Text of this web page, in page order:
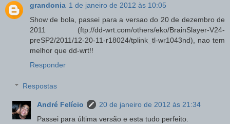
grandonia 1 de janeiro de 2012 às 10:05
Show de bola, passei para a versao do 20 de dezembro de
2011 (ftp://dd-wrt.com/others/eko/BrainSlayer-V24-
preSP2/2011/12-20-11-r18024/tplink_tl-wr1043nd), nao tem
melhor que dd-wrt!!
Responder
Respostas
André Felício
20 de janeiro de 2012 às 21:34
Passei para última versão e esta tudo perfeito.